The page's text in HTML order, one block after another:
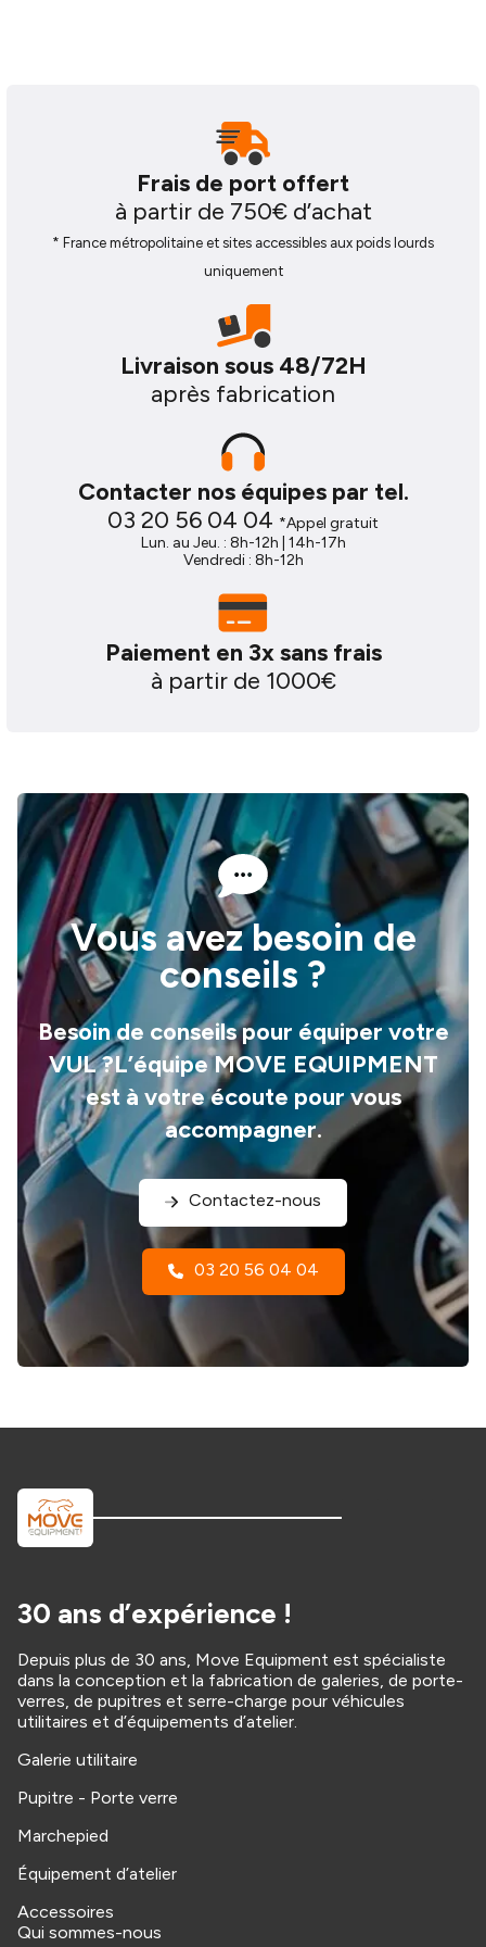
Frais de port offert
à partir de 750€ d’achat
* France métropolitaine et sites accessibles aux poids lourds
uniquement
Livraison sous 48/72H
après fabrication
Contacter nos équipes par tel.
03 20 56 04 04 *Appel gratuit
Lun. au Jeu. : 8h-12h | 14h-17h
Vendredi : 8h-12h
Paiement en 3x sans frais
à partir de 1000€
Vous avez besoin de
conseils ?
Besoin de conseils pour équiper votre
VUL ?L’équipe MOVE EQUIPMENT
est à votre écoute pour vous
accompagner.
Contactez-nous
03 20 56 04 04
30 ans d’expérience !
Depuis plus de 30 ans, Move Equipment est spécialiste
dans la conception et la fabrication de galeries, de porte-
verres, de pupitres et serre-charge pour véhicules
utilitaires et d’équipements d’atelier.
Galerie utilitaire
Pupitre - Porte verre
Marchepied
Équipement d’atelier
Accessoires
Qui sommes-nous